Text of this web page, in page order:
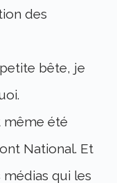
des
bête, je
même été
National. Et
qui les